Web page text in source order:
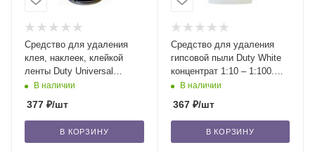
Средство для удаления
клея, наклеек, клейкой
ленты Duty Universal
готовое к примен,
В наличии
377 ₽/шт
В КОРЗИНУ
Средство для удаления
гипсовой пыли Duty White
концентрат 1:10 – 1:100.
1л/12В наличии
367₽/шт
В КОРЗИНУ